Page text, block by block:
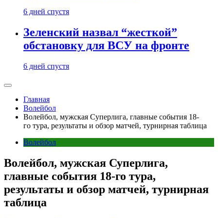
6 дней спустя
Зеленский назвал “жесткой”
обстановку для ВСУ на фронте
6 дней спустя
Главная
Волейбол
Волейбол, мужская Суперлига, главные события 18-
го тура, результаты и обзор матчей, турнирная таблица
Волейбол
Волейбол, мужская Суперлига,
главные события 18-го тура,
результаты и обзор матчей, турнирная
таблица